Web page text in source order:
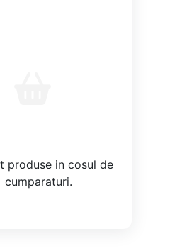
produse in cosul de
cumparaturi.